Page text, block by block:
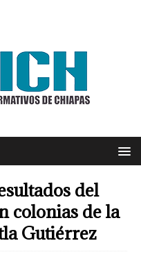
del
colonias de la
Gutiérrez